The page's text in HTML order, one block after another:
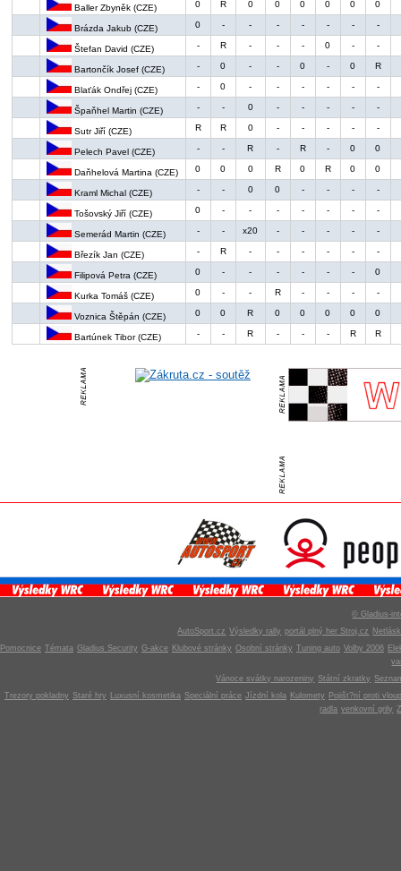
Baller Zbyněk (CZE) 0 R 0 0 0 0 0 0
Brázda Jakub (CZE) 0 - - - - - - -
Štefan David (CZE) - R - - - 0 - -
Bartončík Josef (CZE) - 0 - - 0 - 0 R
Blaťák Ondřej (CZE) - 0 - - - - - -
Špaňhel Martin (CZE) - - 0 - - - - -
Sutr Jiří (CZE) R R 0 - - - - -
Pelech Pavel (CZE) - - R - R - 0 0
Daňhelová Martina (CZE) 0 0 0 R 0 R 0 0
Kraml Michal (CZE) - - 0 0 - - - -
Tošovský Jiří (CZE) 0 - - - - - - -
Semerád Martin (CZE) - - x20 - - - - -
Březík Jan (CZE) - R - - - - - -
Filipová Petra (CZE) 0 - - - - - - 0
Kurka Tomáš (CZE) 0 - - R - - - -
Voznica Štěpán (CZE) 0 0 R 0 0 0 0 0
Bartúnek Tibor (CZE) - - R - - - R R
© Gladius-
AutoSport.cz Výsledky rally portál plný her Stroj.cz
Pomocnice Témata Gladius Security G-akce Klubové stránky Osobní stránky Tuning auto Volby 2006
Vánoce svátky narozeniny Státní zkratky
Trezory pokladny Staré hry Luxusní kosmetika Speciální práce Jízdní kola Kulomety
Pojišt?ní proti
radla venkovní grily